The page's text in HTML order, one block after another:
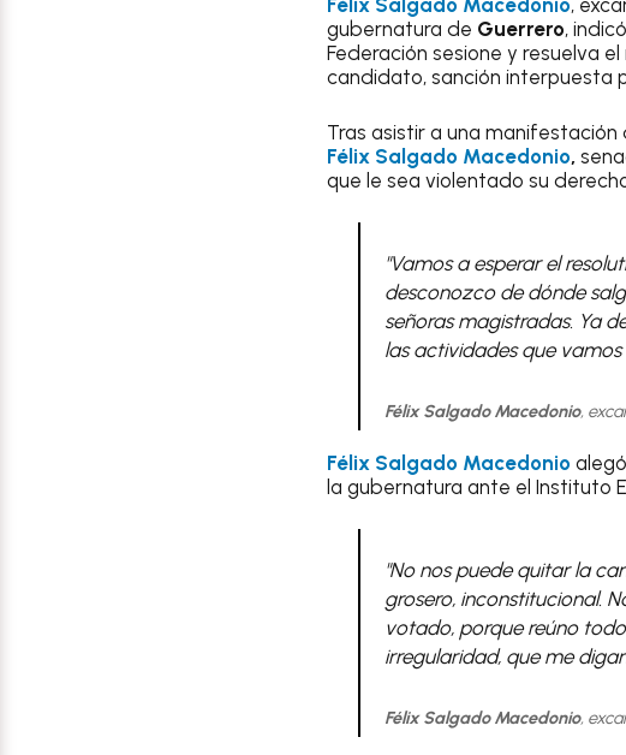
Félix Salgado Macedonio,
gubernatura de Guerrero,
Federación sesione y resuelva
candidato, sanción interpuesta
Tras asistir a una
Félix Salgado Macedonio,
que le sea violentado su
"Vamos a esperar el
desconozco de dónde
señoras magistradas. Ya
las actividades que vamos
Félix Salgado Macedonio,
Félix Salgado Macedonio
la gubernatura ante el Instituto
"No nos puede quitar la
grosero, inconstitucional.
votado, porque reúno
irregularidad, que me
Félix Salgado Macedonio,